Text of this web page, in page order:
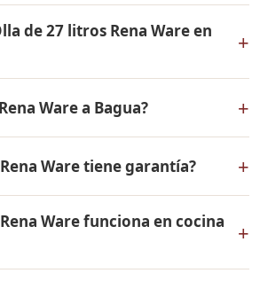
de 27 litros Rena Ware en
+
por WhatsApp para conocer
disponibles y facilidades
el 10% de inicial.
Ware a Bagua? +
a todo el Perú. El pago es contra
Ware tiene garantía? +
Todos los productos
en acero inoxidable
la más alta calidad.
Ware funciona en cocina
+